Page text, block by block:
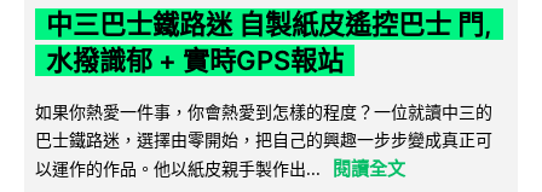
中三巴士鐵路迷 自製紙皮遙控巴士 門,
水撥識郁 + 實時GPS報站
如果你熱愛一件事，你會熱愛到怎樣的程度？一位就讀中三的
巴士鐵路迷，選擇由零開始，把自己的興趣一步步變成真正可
以運作的作品。他以紙皮親手製作出...
閱讀全文